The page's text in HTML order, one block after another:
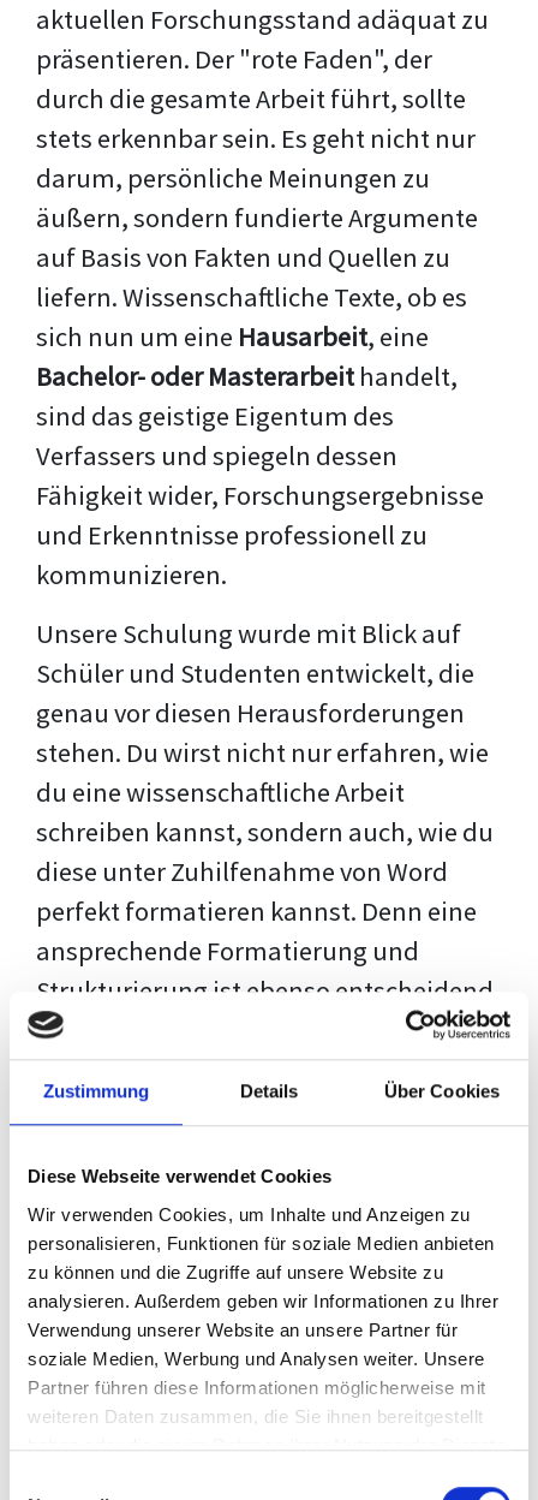
Zustimmung Details Über Cookies
Diese Webseite verwendet Cookies
Wir verwenden Cookies, um Inhalte und Anzeigen zu
personalisieren, Funktionen für soziale Medien anbieten
zu können und die Zugriffe auf unsere Website zu
analysieren. Außerdem geben wir Informationen zu Ihrer
Verwendung unserer Website an unsere Partner für
soziale Medien, Werbung und Analysen weiter. Unsere
Partner führen diese Informationen möglicherweise mit
weiteren Daten zusammen, die Sie ihnen bereitgestellt
haben oder die sie im Rahmen Ihrer Nutzung der Dienste
aktuellen Forschungsstand adäquat zu
präsentieren. Der "rote Faden", der
durch die gesamte Arbeit führt, sollte
stets erkennbar sein. Es geht nicht nur
darum, persönliche Meinungen zu
äußern, sondern fundierte Argumente
auf Basis von Fakten und Quellen zu
liefern. Wissenschaftliche Texte, ob es
sich nun um eine Hausarbeit, eine
Bachelor- oder Masterarbeithandelt,
sind das geistige Eigentum des
Verfassers und spiegeln dessen
Fähigkeit wider, Forschungsergebnisse
und Erkenntnisse professionell zu
kommunizieren.
Unsere Schulung wurde mit Blick auf
Schüler und Studenten entwickelt, die
genau vor diesen Herausforderungen
stehen. Du wirst nicht nur erfahren, wie
du eine wissenschaftliche Arbeit
schreiben kannst, sondern auch, wie du
diese unter Zuhilfenahme von Word
perfekt formatieren kannst. Denn eine
ansprechende Formatierung und
Strukturierung ist ebenso entscheidend
wie der Inhalt selbst. Jeder Prüfer hat
eigene Erwartungen, und unsere
Schulung ist so konzipiert, dass sie dir
deiner individuellen Vorlage zeigt,
anstatt eine Einheitslösung zu bieten.
Der Prozess des wissenschaftlichen
Schreibens kann ohne das richtige
Wissen eine große Herausforderung
darstellen. Jedoch, ausgestattet mit
denTechniken und Strategiendieses
Kurses, wird die Formatierung deiner